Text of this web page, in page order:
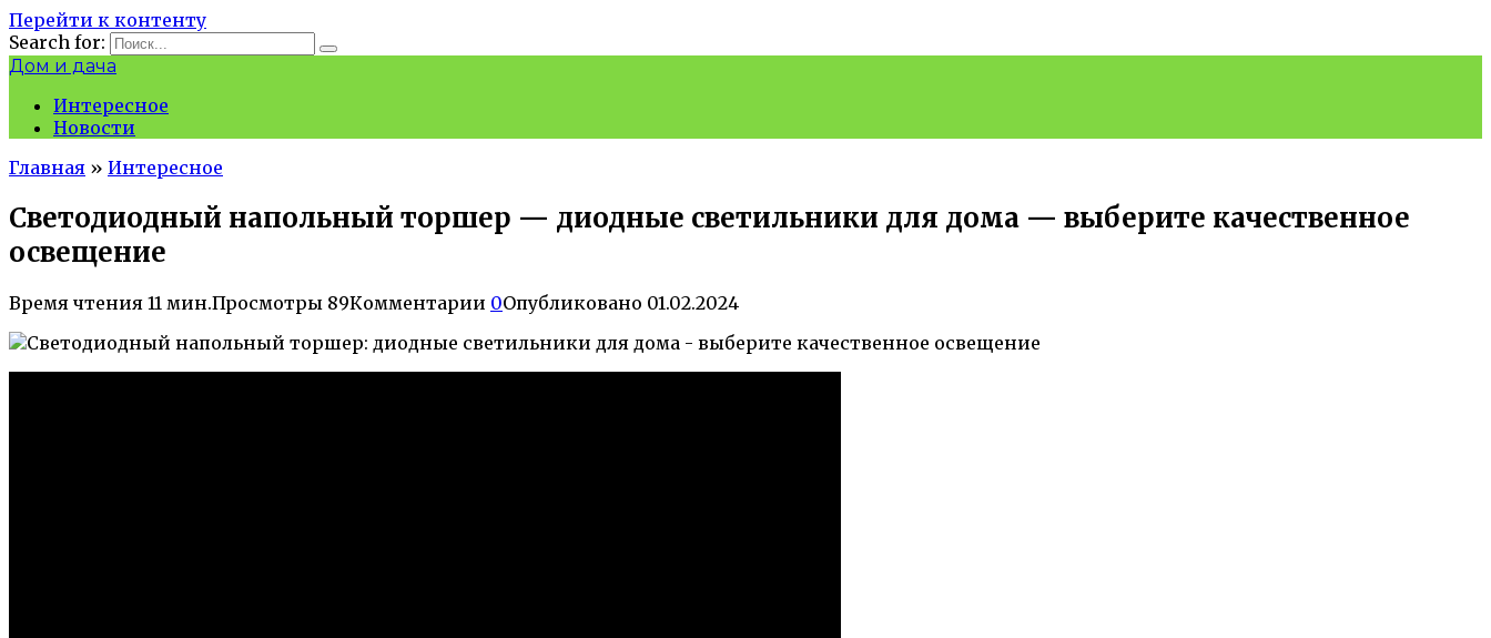
Перейти к контенту
Search for:
Дом и дача
Интересное
Новости
Главная » Интересное
Светодиодный напольный торшер — диодные светильники для дома — выберите качественное
освещение
Время чтения 11 мин.Просмотры 89Комментарии 0Опубликовано 01.02.2024